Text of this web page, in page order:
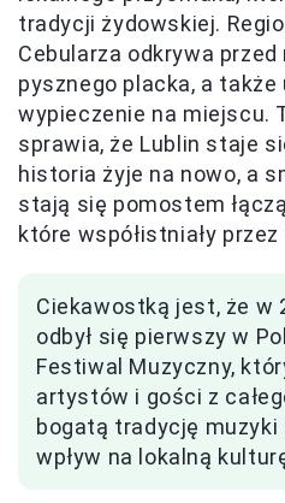
tradycji żydowskiej.
Cebularza odkrywa
pysznego placka, a
wypieczenie na miejscu.
sprawia, że Lublin staje
historia żyje na nowo, a
stają się pomostem
które współistniały przez
Ciekawostką jest, że w
odbył się pierwszy w
Festiwal Muzyczny,
artystów i gości z
bogatą tradycję muzyki
wpływ na lokalną